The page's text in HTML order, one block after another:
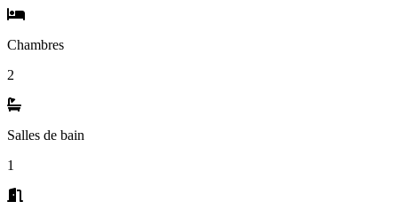
Chambres
2
Salles de bain
1